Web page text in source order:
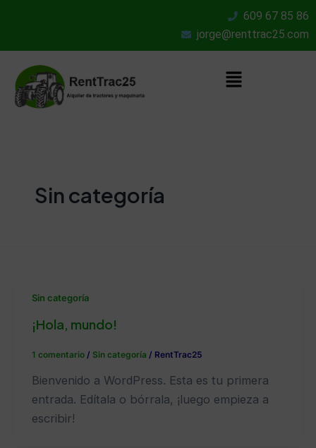
609 67 85 86
jorge@renttrac25.com
Menú
Sin categoría
Sin categoría
¡Hola, mundo!
1 comentario / Sin categoría / RentTrac25
Bienvenido a WordPress. Esta es tu primera
entrada. Edítala o bórrala, ¡luego empieza a
escribir!